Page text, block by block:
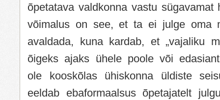
õpetatava valdkonna vastu sügavamat
võimalus on see, et ta ei julge oma
avaldada, kuna kardab, et „vajaliku
õigeks ajaks ühele poole või
ole kooskõlas ühiskonna üldiste
eeldab ebaformaalsus õpetajatelt